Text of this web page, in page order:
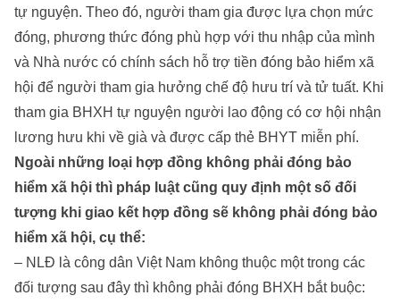
tự nguyện. Theo đó, người tham gia được lựa chọn mức
đóng, phương thức đóng phù hợp với thu nhập của mình
và Nhà nước có chính sách hỗ trợ tiền đóng bảo hiểm xã
hội để người tham gia hưởng chế độ hưu trí và tử tuất. Khi
tham gia BHXH tự nguyện người lao động có cơ hội nhận
lương hưu khi về già và được cấp thẻ BHYT miễn phí.
Ngoài những loại hợp đồng không phải đóng bảo
hiểm xã hội thì pháp luật cũng quy định một số đối
tượng khi giao kết hợp đồng sẽ không phải đóng bảo
hiểm xã hội, cụ thể:
– NLĐ là công dân Việt Nam không thuộc một trong các
đối tượng sau đây thì không phải đóng BHXH bắt buộc: